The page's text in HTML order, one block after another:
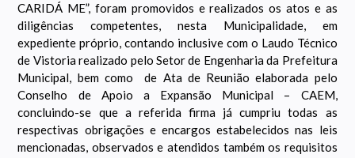
CARIDÁ ME”, foram promovidos e realizados os atos e as
diligências competentes, nesta Municipalidade, em
expediente próprio, contando inclusive com o Laudo Técnico
de Vistoria realizado pelo Setor de Engenharia da Prefeitura
Municipal, bem como de Ata de Reunião elaborada pelo
Conselho de Apoio a Expansão Municipal – CAEM,
concluindo-se que a referida firma já cumpriu todas as
respectivas obrigações e encargos estabelecidos nas leis
mencionadas, observados e atendidos também os requisitos